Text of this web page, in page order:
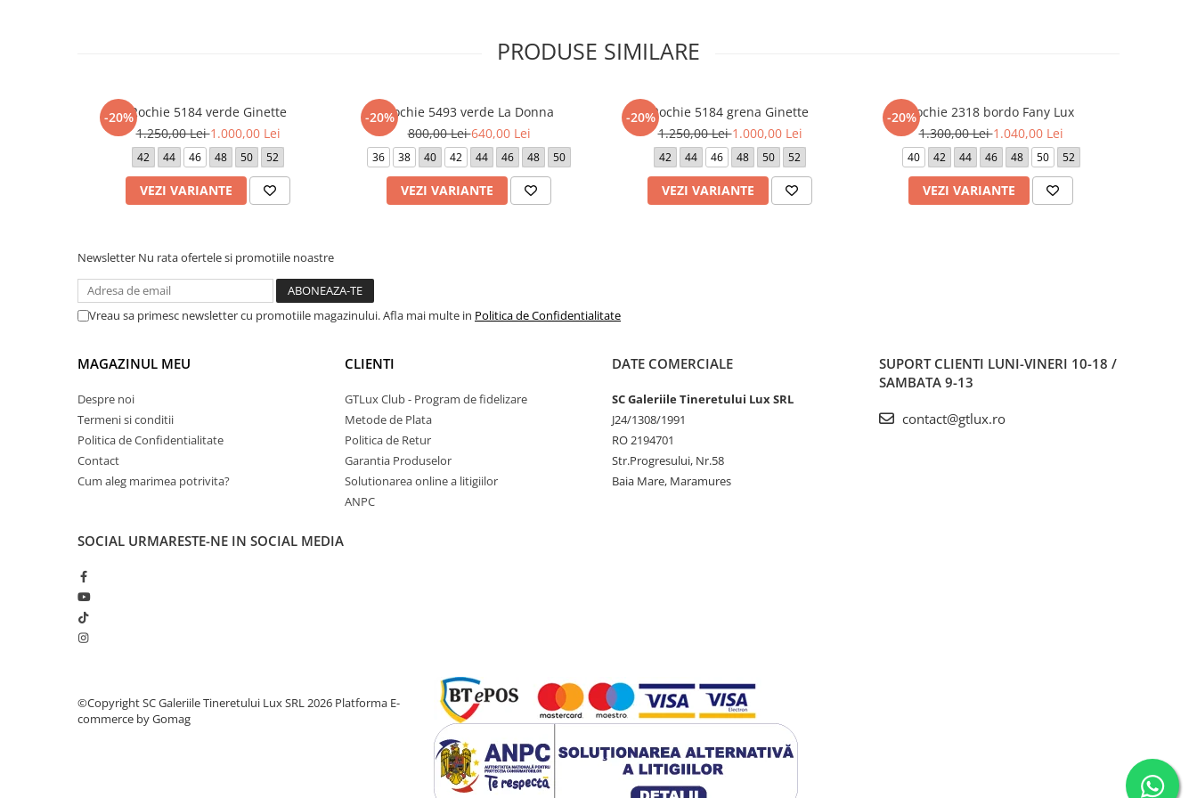
PRODUSE SIMILARE
-20%Rochie 5184 verde Ginette
1.250,00 Lei1.000,00 Lei
42 44 46 48 50 52
VEZI VARIANTE
-20%Rochie 5493 verde La Donna
800,00 Lei640,00 Lei
36 38 40 42 44 46 48 50
VEZI VARIANTE
-20%Rochie 5184 grena Ginette
1.250,00 Lei1.000,00 Lei
42 44 46 48 50 52
VEZI VARIANTE
-20%Rochie 2318 bordo Fany Lux
1.300,00 Lei1.040,00 Lei
40 42 44 46 48 50 52
VEZI VARIANTE
Newsletter Nu rata ofertele si promotiile noastre
Vreau sa primesc newsletter cu promotiile magazinului. Afla mai multe in Politica de Confidentialitate
MAGAZINUL MEU
Despre noi
Termeni si conditii
Politica de Confidentialitate
Contact
Cum aleg marimea potrivita?
CLIENTI
GTLux Club - Program de fidelizare
Metode de Plata
Politica de Retur
Garantia Produselor
Solutionarea online a litigiilor
ANPC
DATE COMERCIALE
SC Galeriile Tineretului Lux SRL
J24/1308/1991
RO 2194701
Str.Progresului, Nr.58
Baia Mare, Maramures
SUPORT CLIENTI LUNI-VINERI 10-18 /
SAMBATA 9-13
contact@gtlux.ro
SOCIAL URMARESTE-NE IN SOCIAL MEDIA
©Copyright SC Galeriile Tineretului Lux SRL 2026 Platforma E-
commerce by Gomag